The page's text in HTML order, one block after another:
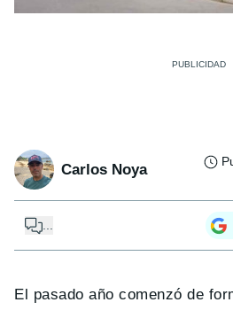
Carlos Noya
...
El pasado año comenzó de